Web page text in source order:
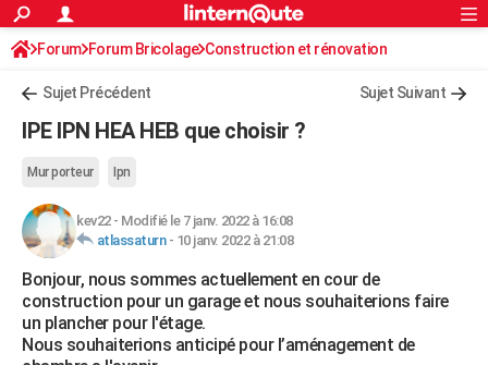
ACTUALITÉS
Politique
Société
Faits Divers
Education
Monde
Villes
+
AUTO
Essais
Réserver un essai
Citadines
Berlines
SUV
Forum auto
+HIGH-TECH
Mobiles
Meilleur smartphone
Internet
Ordinateurs
Jeux vidéo
Guide high-tech
+BRICOLAGE
Forum
Aménagement intérieur
Extérieur
Cuisine
Salle de bains
Jardinage
Rangement
WEEK-END
Rechercher
S'inscrire
Connexion
Forum Forum Bricolage Construction et rénovation
Sujet Précédent Sujet Suivant
IPE IPN HEA HEB que choisir ?
Mur porteur Ipn
kev22- Modifié le 7 janv. 2022 à 16:08
atlassaturn- 10 janv. 2022 à 21:08
Bonjour, nous sommes actuellement en cour de
construction pour un garage et nous souhaiterions faire
un plancher pour l'étage.
Nous souhaiterions anticipé pour l’aménagement de